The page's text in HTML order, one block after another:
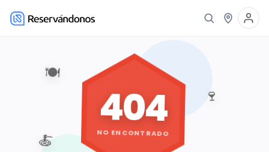
🍽️
🍷
🍝
404
NO ENCONTRADO